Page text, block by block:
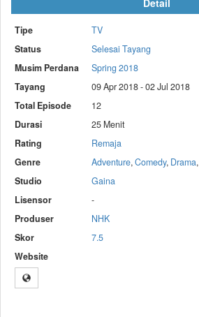
Detail
Tipe
TV
Status
Selesai Tayang
Musim Perdana
Spring 2018
Tayang
09 Apr 2018 - 02 Jul 2018
Total Episode
12
Durasi
25 Menit
Rating
Remaja
Genre
Adventure,Comedy, Drama,
Studio
Gaina
Lisensor
-
Produser
NHK
Skor
7.5
Website